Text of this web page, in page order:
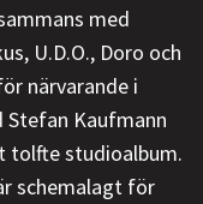
med
U.D.O., Doro och
närvarande i
Kaufmann
tolfte studioalbum.
schemalagt för